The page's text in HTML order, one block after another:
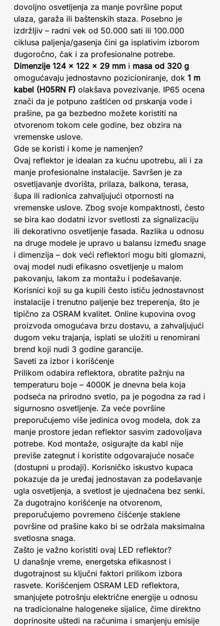
dovoljno osvetljenja za manje površine poput
ulaza, garaža ili baštenskih staza. Posebno je
izdržljiv – radni vek od 50.000 sati ili 100.000
ciklusa paljenja/gasenja čini ga isplativim izborom
dugoročno, čak i za profesionalne potrebe.
Dimenzije 124 x 122 x 29 mm i masa od 320 g
omogućavaju jednostavno pozicioniranje, dok 1 m
kabel (H05RN F) olakšava povezivanje. IP65 ocena
znači da je potpuno zaštićen od prskanja vode i
prašine, pa ga bezbedno možete koristiti na
otvorenom tokom cele godine, bez obzira na
vremenske uslove.
Gde se koristi i kome je namenjen?
Ovaj reflektor je idealan za kućnu upotrebu, ali i za
manje profesionalne instalacije. Savršen je za
osvetljavanje dvorišta, prilaza, balkona, terasa,
šupa ili radionica zahvaljujući otpornosti na
vremenske uslove. Zbog svoje kompaktnosti, često
se bira kao dodatni izvor svetlosti za signalizaciju
ili dekorativno osvetljenje fasada. Razlika u odnosu
na druge modele je upravo u balansu između snage
i dimenzija – dok veći reflektori mogu biti glomazni,
ovaj model nudi efikasno osvetljenje u malom
pakovanju, lakom za montažu i podešavanje.
Korisnici koji su ga kupili često ističu jednostavnost
instalacije i trenutno paljenje bez treperenja, što je
tipično za OSRAM kvalitet. Online kupovina ovog
proizvoda omogućava brzu dostavu, a zahvaljujući
dugom veku trajanja, isplati se uložiti u renomirani
brend koji nudi 3 godine garancije.
Saveti za izbor i korišćenje
Prilikom odabira reflektora, obratite pažnju na
temperaturu boje – 4000K je dnevna bela koja
podseća na prirodno svetlo, pa je pogodna za rad i
sigurnosno osvetljenje. Za veće površine
preporučujemo više jedinica ovog modela, dok za
manje prostore jedan reflektor sasvim zadovoljava
potrebe. Kod montaže, osigurajte da kabl nije
previše zategnut i koristite odgovarajuće nosače
(dostupni u prodaji). Korisničko iskustvo kupaca
pokazuje da je uređaj jednostavan za podešavanje
ugla osvetljenja, a svetlost je ujednačena bez senki.
Za dugotrajno korišćenje na otvorenom,
preporučujemo povremeno čišćenje staklene
površine od prašine kako bi se održala maksimalna
svetlosna snaga.
Zašto je važno koristiti ovaj LED reflektor?
U današnje vreme, energetska efikasnost i
dugotrajnost su ključni faktori prilikom izbora
rasvete. Korišćenjem OSRAM LED reflektora,
smanjujete potrošnju električne energije u odnosu
na tradicionalne halogeneke sijalice, čime direktno
doprinosite uštedi na računima i smanjenju emisije